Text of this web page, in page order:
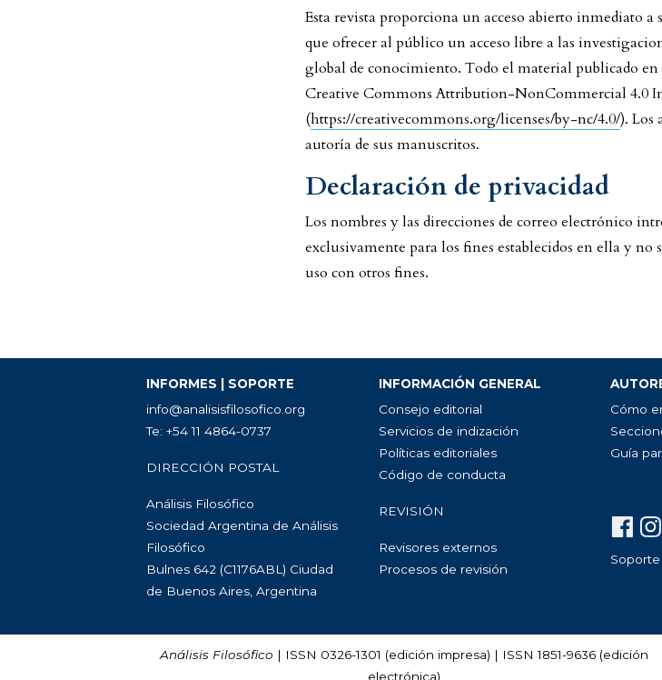
Esta revista proporciona un acceso abierto inmediato
que ofrecer al público un acceso libre a las
global de conocimiento. Todo el material publicado en
Creative Commons Attribution-NonCommercial 4.0
(https://creativecommons.org/licenses/by-nc/4.0/). Los
autoría de sus manuscritos.
Declaración de privacidad
Los nombres y las direcciones de correo electrónico
exclusivamente para los fines establecidos en ella y no
uso con otros fines.
INFORMES | SOPORTE
info@analisisfilosofico.org
Te: +54 11 4864-0737
DIRECCIÓN POSTAL
Análisis Filosófico
Sociedad Argentina de Análisis
Filosófico
Bulnes 642 (C1176ABL) Ciudad
de Buenos Aires, Argentina
INFORMACIÓN GENERAL
Consejo editorial
Servicios de indización
Políticas editoriales
Código de conducta
REVISIÓN
Revisores externos
Procesos de revisión
Cómo
Guía
Análisis Filosófico | ISSN 0326-1301 (edición impresa) | ISSN 1851-9636 (edición
electrónica)